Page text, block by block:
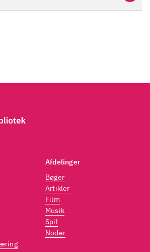
Afdelinger
Bøger
Artikler
Film
Musik
Spil
Noder